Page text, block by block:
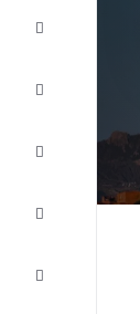
Completa